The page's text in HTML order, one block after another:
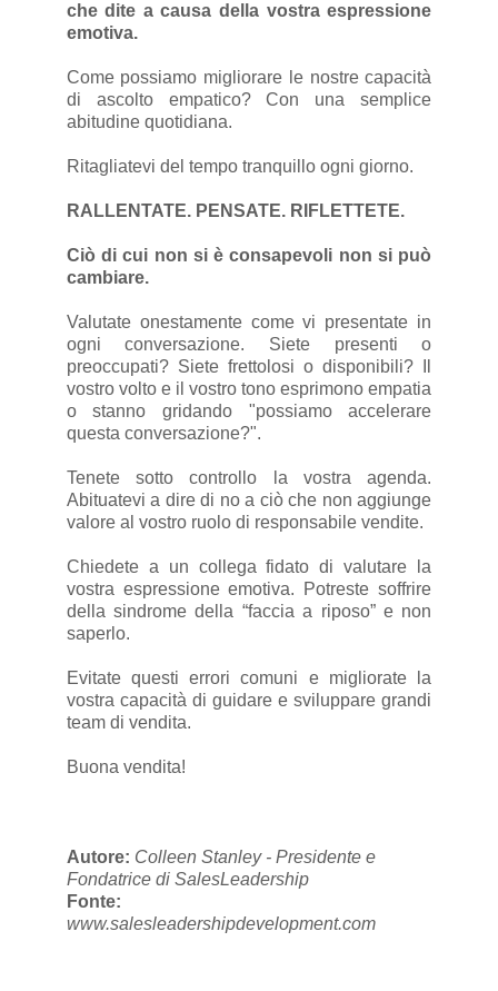
che dite a causa della vostra espressione
emotiva.
Come possiamo migliorare le nostre capacità
di ascolto empatico? Con una semplice
abitudine quotidiana.
Ritagliatevi del tempo tranquillo ogni giorno.
RALLENTATE. PENSATE. RIFLETTETE.
Ciò di cui non si è consapevoli non si può
cambiare.
Valutate onestamente come vi presentate in
ogni conversazione. Siete presenti o
preoccupati? Siete frettolosi o disponibili? Il
vostro volto e il vostro tono esprimono empatia
o stanno gridando "possiamo accelerare
questa conversazione?".
Tenete sotto controllo la vostra agenda.
Abituatevi a dire di no a ciò che non aggiunge
valore al vostro ruolo di responsabile vendite.
Chiedete a un collega fidato di valutare la
vostra espressione emotiva. Potreste soffrire
della sindrome della “faccia a riposo” e non
saperlo.
Evitate questi errori comuni e migliorate la
vostra capacità di guidare e sviluppare grandi
team di vendita.
Buona vendita!
Autore: Colleen Stanley - Presidente e
Fondatrice di SalesLeadership
Fonte:
www.salesleadershipdevelopment.com